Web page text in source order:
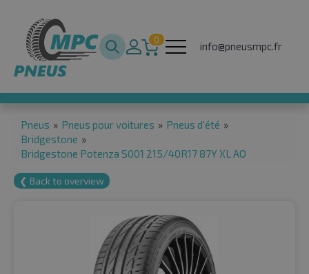
0
info@pneusmpc.fr
Pneus » Pneus pour voitures » Pneus d'été »
Bridgestone »
Bridgestone Potenza S001 215/40R17 87Y XL AO
❮ Back to overview